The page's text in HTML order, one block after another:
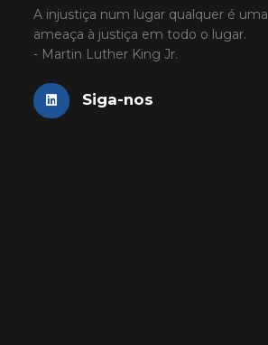
A injustiça num lugar qualquer é uma
ameaça à justiça em todo o lugar.
- Martin Luther King Jr.
Siga-nos